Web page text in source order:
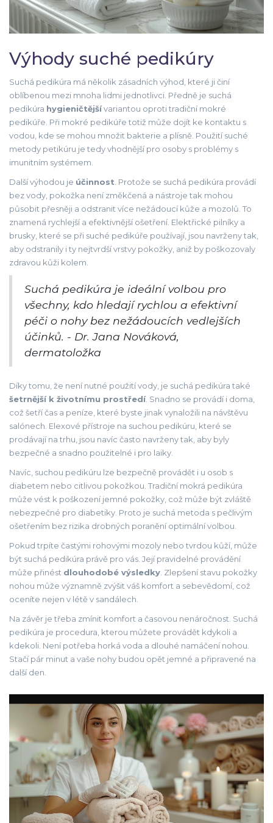
Výhody suché pedikúry
Suchá pedikúra má několik zásadních výhod, které ji činí
oblíbenou mezi mnoha lidmi jednotlivci. Předně je suchá
pedikúra hygieničtějšívariantou oproti tradiční mokré
pedikúře. Při mokré pedikúře totiž může dojít ke kontaktu s
vodou, kde se mohou množit bakterie a plísně. Použití suché
metody petikúru je tedy vhodnější pro osoby s problémy s
imunitním systémem.
Další výhodou je účinnost. Protože se suchá pedikúra provádí
bez vody, pokožka není změkčená a nástroje tak mohou
působit přesněji a odstranit více nežádoucí kůže a mozolů. To
znamená rychlejší a efektivnější ošetření. Elektřické pilníky a
brusky, které se při suché pedikúře používají, jsou navrženy tak,
aby odstranily i ty nejtvrdší vrstvy pokožky, aniž by poškozovaly
zdravou kůži kolem.
Suchá pedikúra je ideální volbou pro
všechny, kdo hledají rychlou a efektivní
péči o nohy bez nežádoucích vedlejších
účinků. - Dr. Jana Nováková,
dermatoložka
Díky tomu, že není nutné použití vody, je suchá pedikúra také
šetrnější k životnímu prostředí. Snadno se provádí i doma,
což šetří čas a peníze, které byste jinak vynaložili na návštěvu
salónech. Elexové přístroje na suchou pedikúru, které se
prodávají na trhu, jsou navíc často navrženy tak, aby byly
bezpečné a snadno použitelné i pro laiky.
Navíc, suchou pedikúru lze bezpečně provádět i u osob s
diabetem nebo citlivou pokožkou. Tradiční mokrá pedikúra
může vést k poškození jemné pokožky, což může být zvláště
nebezpečné pro diabetiky. Proto je suchá metoda s pečlivým
ošetřením bez rizika drobných poranění optimální volbou.
Pokud trpíte častými rohovými mozoly nebo tvrdou kůží, může
být suchá pedikúra právě pro vás. Její pravidelné provádění
může přinést dlouhodobé výsledky. Zlepšení stavu pokožky
nohou může významně zvýšit váš komfort a sebevědomí, což
oceníte nejen v létě v sandálech.
Na závěr je třeba zmínit komfort a časovou nenáročnost. Suchá
pedikúra je procedura, kterou můžete provádět kdykoli a
kdekoli. Není potřeba horká voda a dlouhé namáčení nohou.
Stačí pár minut a vaše nohy budou opět jemné a připravené na
další den.